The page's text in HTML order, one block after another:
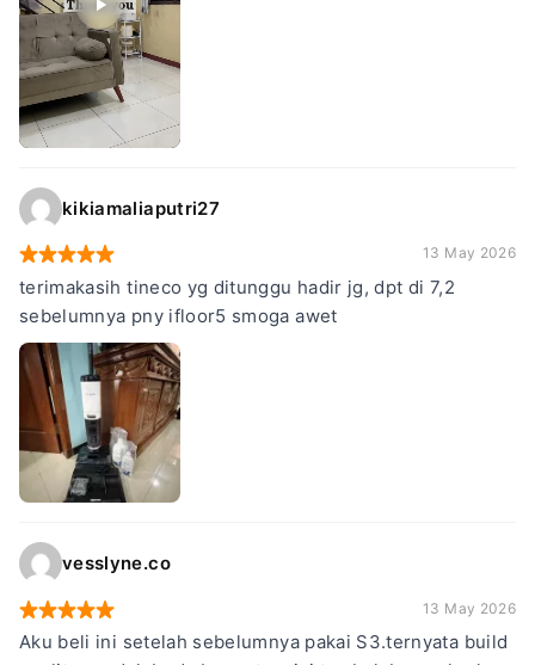
kikiamaliaputri27
13 May 2026
terimakasih tineco yg ditunggu hadir jg, dpt di 7,2
sebelumnya pny ifloor5 smoga awet
vesslyne.co
13 May 2026
Aku beli ini setelah sebelumnya pakai S3.ternyata build